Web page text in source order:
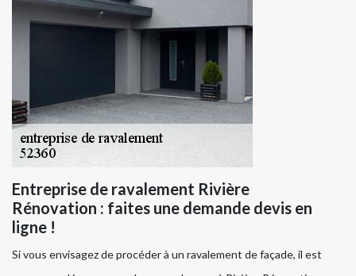
Entreprise de ravalement Rivière
Rénovation : faites une demande devis en
ligne !
Si vous envisagez de procéder à un ravalement de façade, il est